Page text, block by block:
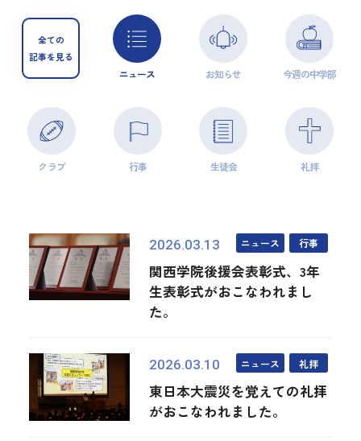
全ての
記事を見る
ニュース お知らせ 今週の中学部
クラブ 行事 生徒会 礼拝
2026.03.13 ニュース 行事
関西学院後援会表彰式、3年
生表彰式がおこなわれまし
た。
2026.03.10 ニュース 礼拝
東日本大震災を覚えての礼拝
がおこなわれました。